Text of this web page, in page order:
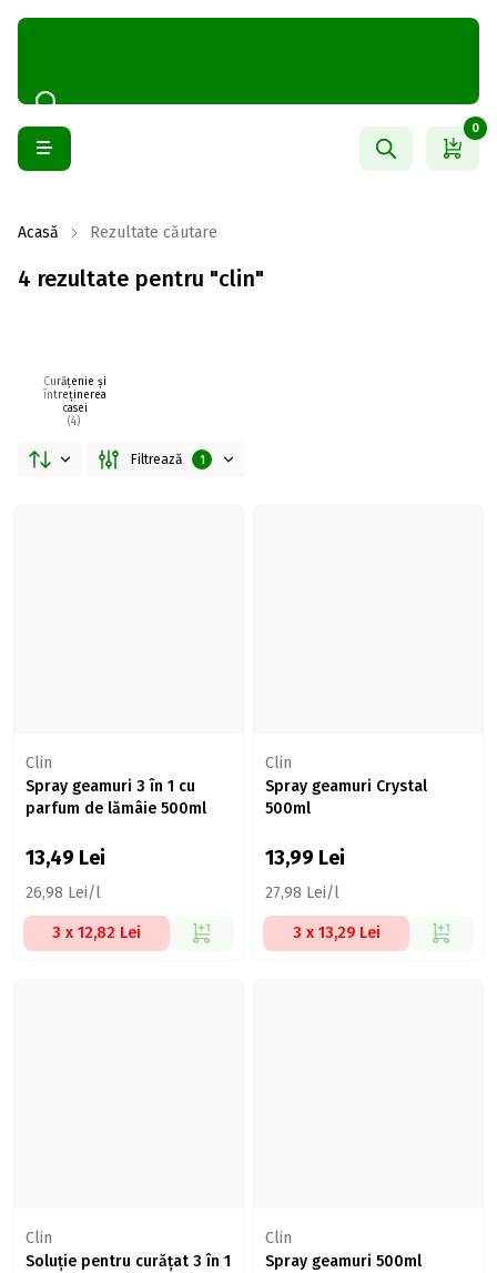
0
Acasă Rezultate căutare
4 rezultate pentru "clin"
Curățenie și
întreținerea
casei
(4)
Filtrează 1
Clin
Spray geamuri 3 în 1 cu
parfum de lămâie 500ml
13,49 Lei
26,98 Lei/l
3 x 12,82 Lei
Clin
Spray geamuri Crystal
500ml
13,99 Lei
27,98 Lei/l
3 x 13,29 Lei
Clin
Soluție pentru curățat 3 în 1
Clin
Spray geamuri 500ml